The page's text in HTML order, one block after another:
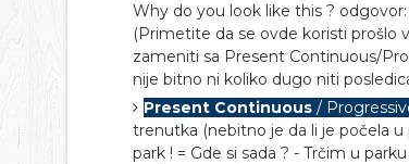
Why do you look like this ?
(Primetite da se ovde koristi prošlo
zameniti sa Present Continuous/
nije bitno ni koliko dugo niti
Present Continuous /
trenutka (nebitno je da li je počela
park ! = Gde si sada ? - Trčim u